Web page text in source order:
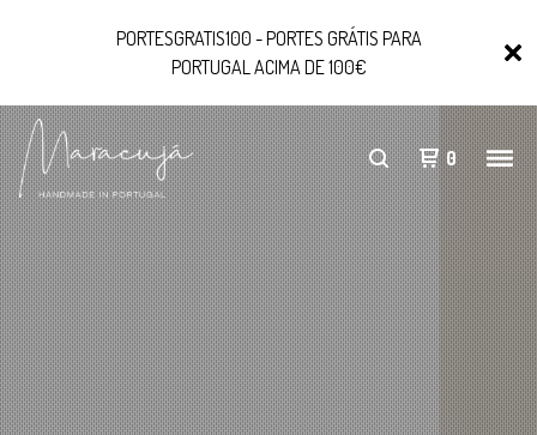
PORTESGRATIS100 - PORTES GRÁTIS PARA
PORTUGAL ACIMA DE 100€
0